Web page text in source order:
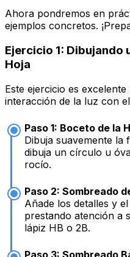
Ahora pondremos en
ejemplos concretos.
Ejercicio 1: Dibujando
Hoja
Este ejercicio es
interacción de la luz con
Paso 1: Boceto de la
Dibuja suavemente la
dibuja un círculo u
rocío.
Paso 2: Sombreado
Añade los detalles y
prestando atención a
lápiz HB o 2B.
Paso 3: Sombreado